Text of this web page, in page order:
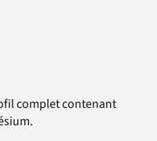
complet contenant